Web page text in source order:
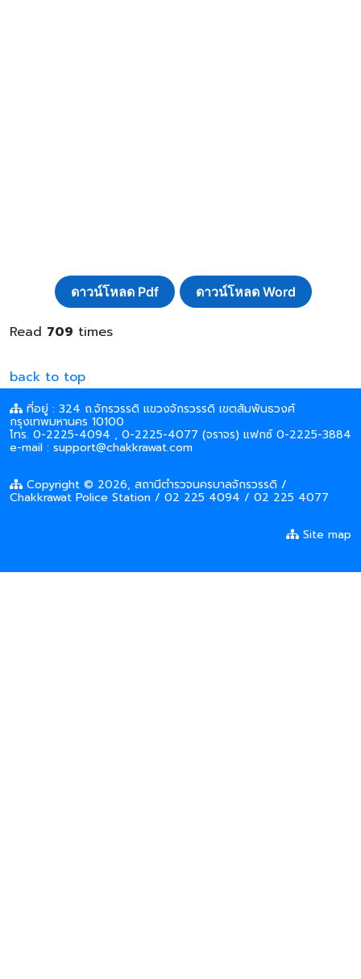
ดาวน์โหลด Pdf ดาวน์โหลด Word
Read 709 times
back to top
ที่อยู่ : 324 ถ.จักรวรรดิ แขวงจักรวรรดิ เขตสัมพันธวงศ์
กรุงเทพมหานคร 10100
โทร. 0-2225-4094 , 0-2225-4077 (จราจร) แฟกซ์ 0-2225-3884
e-mail : support@chakkrawat.com
Copyright © 2026, สถานีตำรวจนครบาลจักรวรรดิ /
Chakkrawat Police Station / 02 225 4094 / 02 225 4077
Site map